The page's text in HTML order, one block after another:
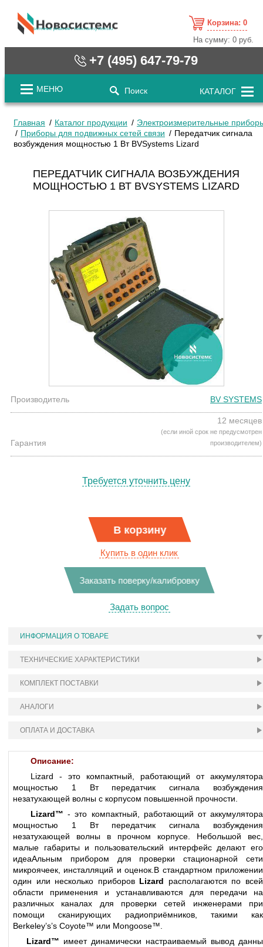
cистемные решения / www.novosystems.ru
Корзина: 0
На сумму:0 руб.
+7 (495) 647-79-79
МЕНЮ Поиск КАТАЛОГ
Главная Каталог продукции
Электроизмерительные
Приборы для подвижных сетей связи
Передатчик сигнала
возбуждения мощностью 1 Вт BVSystems Lizard
ПЕРЕДАТЧИК СИГНАЛА ВОЗБУЖДЕНИЯ
МОЩНОСТЬЮ 1 ВТ BVSYSTEMS LIZARD
Производитель BV SYSTEMS
Гарантия
12 месяцев
(если иной срок не предусмотрен
производителем)
Требуется уточнить цену
В корзину
Купить в один клик
Заказать поверку/калибровку
Задать вопрос
ИНФОРМАЦИЯ О ТОВАРЕ
ТЕХНИЧЕСКИЕ ХАРАКТЕРИСТИКИ
КОМПЛЕКТ ПОСТАВКИ
АНАЛОГИ
ОПЛАТА И ДОСТАВКА
Описание:
Lizard - это компактный, работающий от аккумулятора
мощностью 1 Вт передатчик сигнала возбуждения
незатухающей волны с корпусом повышенной прочности.
Lizard™ - это компактный, работающий от аккумулятора
мощностью 1 Вт передатчик сигнала возбуждения
незатухающей волны в прочном корпусе. Небольшой вес,
малые габариты и пользовательский интерфейс делают его
идеаAльным прибором для проверки стационарной сети
микроячеек, инсталляций и оценок.В стандартном приложении
один или несколько приборов Lizard располагаются по всей
области применения и устанавливаются для передачи на
различных каналах для проверки сетей инженерами при
помощи сканирующих радиоприёмников, такими как
Berkeley’s’s Coyote™ или Mongoose™.
Lizard™ имеет динамически настраиваемый вывод